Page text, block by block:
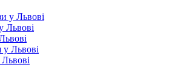
у Львові
Львові
у Львові